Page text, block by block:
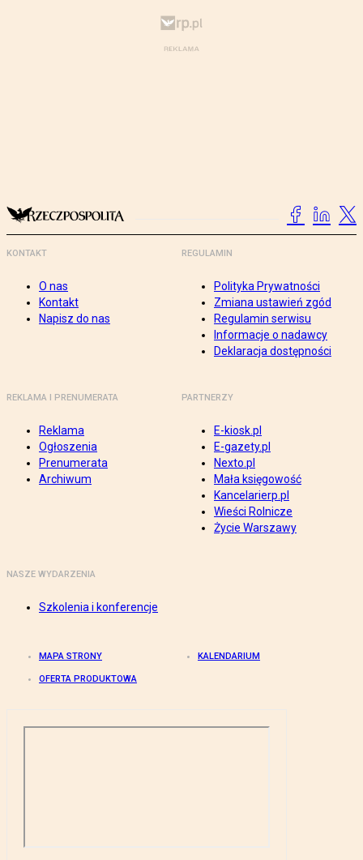
KONTAKT
O nas
Kontakt
Napisz do nas
REGULAMIN
Polityka Prywatności
Zmiana ustawień zgód
Regulamin serwisu
Informacje o nadawcy
Deklaracja dostępności
REKLAMA I PRENUMERATA
Reklama
Ogłoszenia
Prenumerata
Archiwum
PARTNERZY
E-kiosk.pl
E-gazety.pl
Nexto.pl
Mała księgowość
Kancelarierp.pl
Wieści Rolnicze
Życie Warszawy
NASZE WYDARZENIA
Szkolenia i konferencje
MAPA STRONY KALENDARIUM
OFERTA PRODUKTOWA